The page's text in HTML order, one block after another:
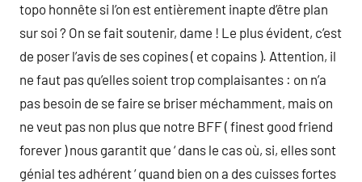
topo honnête si l’on est entièrement inapte d’être plan
sur soi ? On se fait soutenir, dame ! Le plus évident, c’est
de poser l’avis de ses copines ( et copains ). Attention, il
ne faut pas qu’elles soient trop complaisantes : on n’a
pas besoin de se faire se briser méchamment, mais on
ne veut pas non plus que notre BFF ( finest good friend
forever ) nous garantit que ‘ dans le cas où, si, elles sont
génial tes adhérent ‘ quand bien on a des cuisses fortes